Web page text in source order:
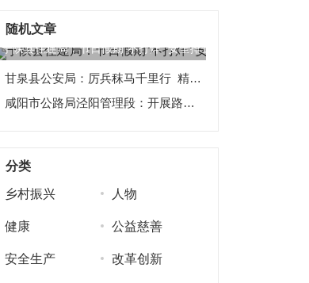
随机文章
宁陕县住建局：节日假期“不打烊” 安全排查“不放松”
甘泉县公安局：厉兵秣马千里行 精准送教练精兵
咸阳市公路局泾阳管理段：开展路域环境整治 保障公路安全畅通
分类
乡村振兴 人物
健康 公益慈善
安全生产 改革创新